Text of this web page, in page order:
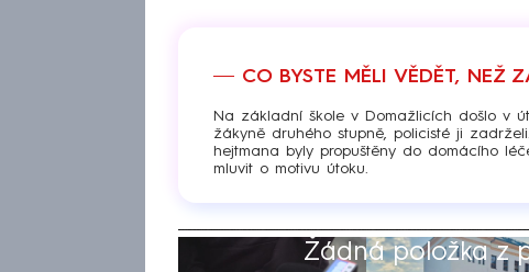
CO BYSTE MĚLI VĚDĚT, NEŽ
Na základní škole v Domažlicích došlo v
žákyně druhého stupně, policisté ji
hejtmana byly propuštěny do domácího
mluvit o motivu útoku.
Žádná položka z